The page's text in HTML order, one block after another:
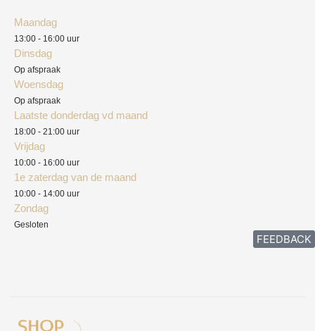
Maandag
13:00 - 16:00 uur
Dinsdag
Op afspraak
Woensdag
Op afspraak
Laatste donderdag vd maand
18:00 - 21:00 uur
Vrijdag
10:00 - 16:00 uur
1e zaterdag van de maand
10:00 - 14:00 uur
Zondag
Gesloten
FEEDBACK